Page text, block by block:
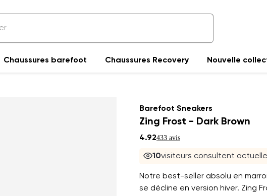
Chaussures barefoot Chaussures Recovery Nouvelle
Barefoot Sneakers
Zing Frost - Dark Brown
4.92433 avis
10visiteurs consultent
Notre best-seller absolu en
se décline en version hiver. Zing